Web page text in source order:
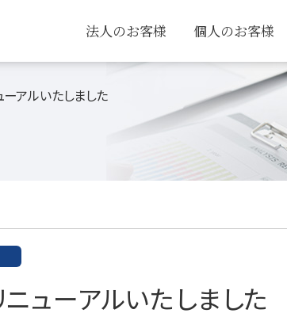
法人のお客様 個人のお客様
アルいたしました
ューアルいたしました